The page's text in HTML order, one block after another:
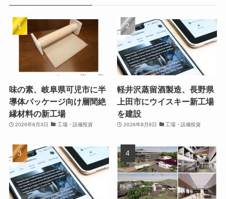
味の素、岐阜県可児市に半
導体パッケージ向け層間絶
縁材料の新工場
2026年8月3日 工場・設備投資
軽井沢蒸留酒製造、長野県
上田市にウイスキー新工場
を建設
2026年8月8日 工場・設備投資